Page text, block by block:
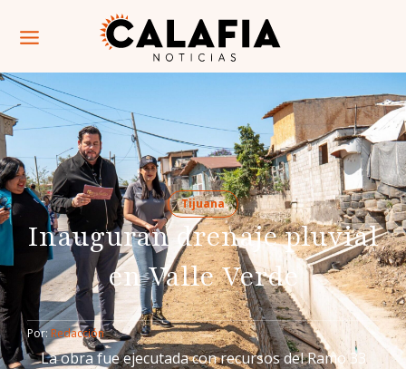
Tijuana
Inauguran drenaje pluvial
en Valle Verde
Por: Redacción
La obra fue ejecutada con recursos del Ramo 33